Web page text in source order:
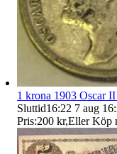
1 krona 1903 Oscar
Sluttid16:22 7 aug
Pris:200 kr,Eller Köp